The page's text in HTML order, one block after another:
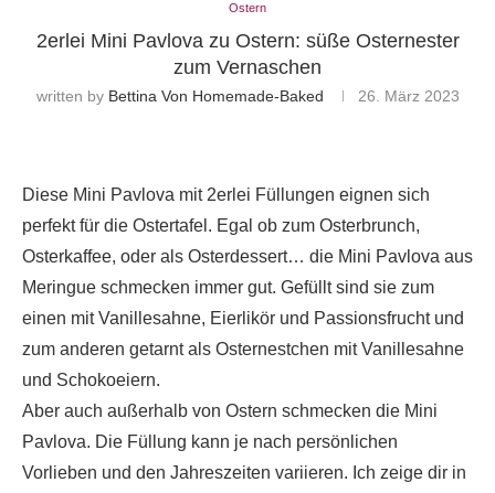
Ostern
2erlei Mini Pavlova zu Ostern: süße Osternester
zum Vernaschen
written by Bettina Von Homemade-Baked 26. März 2023
Diese Mini Pavlova mit 2erlei Füllungen eignen sich
perfekt für die Ostertafel. Egal ob zum Osterbrunch,
Osterkaffee, oder als Osterdessert… die Mini Pavlova aus
Meringue schmecken immer gut. Gefüllt sind sie zum
einen mit Vanillesahne, Eierlikör und Passionsfrucht und
zum anderen getarnt als Osternestchen mit Vanillesahne
und Schokoeiern.
Aber auch außerhalb von Ostern schmecken die Mini
Pavlova. Die Füllung kann je nach persönlichen
Vorlieben und den Jahreszeiten variieren. Ich zeige dir in